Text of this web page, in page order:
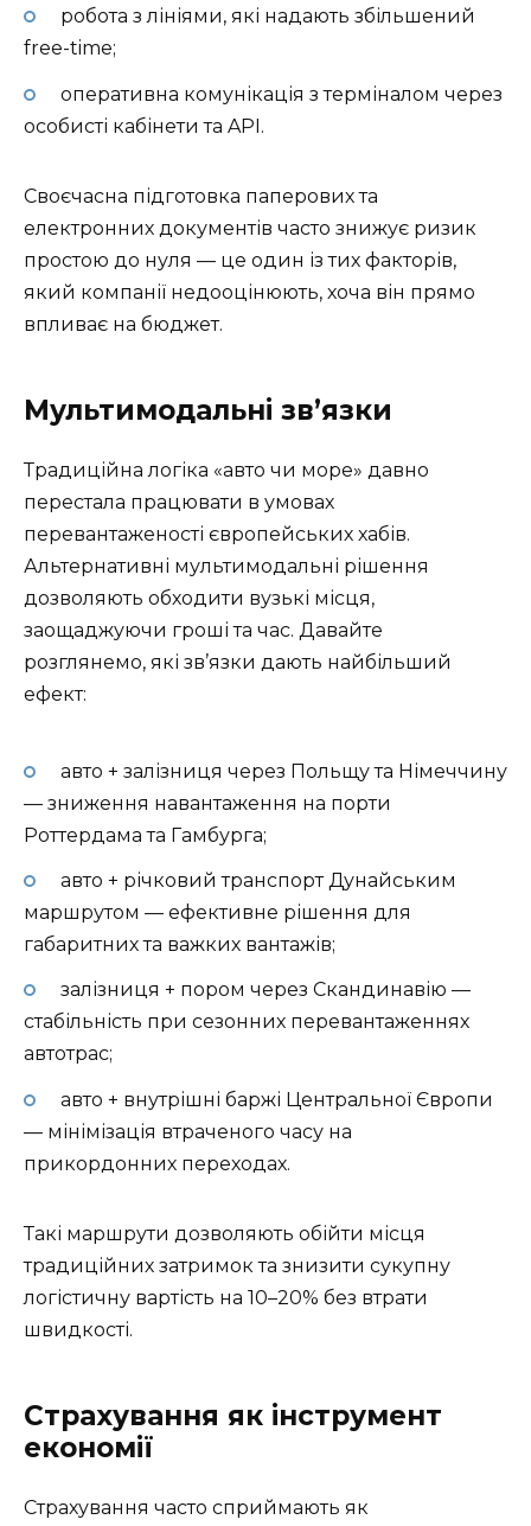
робота з лініями, які надають збільшений
free-time;
оперативна комунікація з терміналом через
особисті кабінети та API.
Своєчасна підготовка паперових та
електронних документів часто знижує ризик
простою до нуля — це один із тих факторів,
який компанії недооцінюють, хоча він прямо
впливає на бюджет.
Мультимодальні зв’язки
Традиційна логіка «авто чи море» давно
перестала працювати в умовах
перевантаженості європейських хабів.
Альтернативні мультимодальні рішення
дозволяють обходити вузькі місця,
заощаджуючи гроші та час. Давайте
розглянемо, які зв’язки дають найбільший
ефект:
авто + залізниця через Польщу та Німеччину
— зниження навантаження на порти
Роттердама та Гамбурга;
авто + річковий транспорт Дунайським
маршрутом — ефективне рішення для
габаритних та важких вантажів;
залізниця + пором через Скандинавію —
стабільність при сезонних перевантаженнях
автотрас;
авто + внутрішні баржі Центральної Європи
— мінімізація втраченого часу на
прикордонних переходах.
Такі маршрути дозволяють обійти місця
традиційних затримок та знизити сукупну
логістичну вартість на 10–20% без втрати
швидкості.
Страхування як інструмент
економії
Страхування часто сприймають як